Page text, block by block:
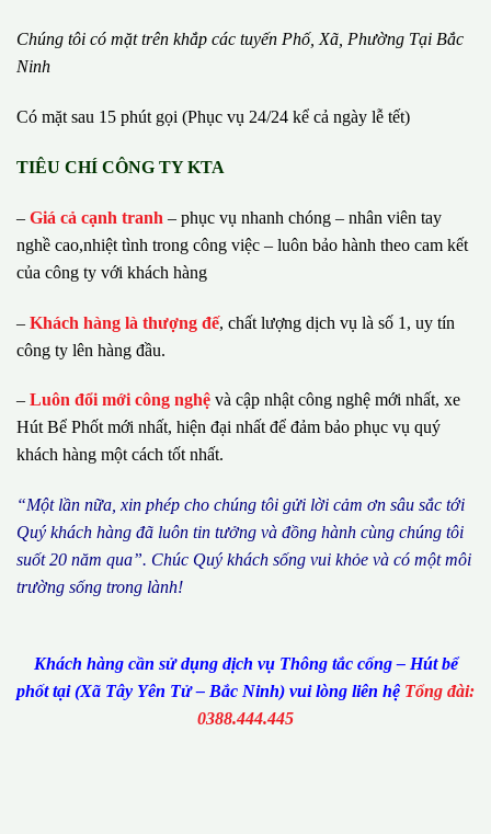
Chúng tôi có mặt trên khắp các tuyến Phố, Xã, Phường Tại Bắc
Ninh
Có mặt sau 15 phút gọi (Phục vụ 24/24 kể cả ngày lễ tết)
TIÊU CHÍ CÔNG TY KTA
– Giá cả cạnh tranh – phục vụ nhanh chóng – nhân viên tay
nghề cao,nhiệt tình trong công việc – luôn bảo hành theo cam kết
của công ty với khách hàng
– Khách hàng là thượng đế, chất lượng dịch vụ là số 1, uy tín
công ty lên hàng đầu.
– Luôn đổi mới công nghệ và cập nhật công nghệ mới nhất, xe
Hút Bể Phốt mới nhất, hiện đại nhất để đảm bảo phục vụ quý
khách hàng một cách tốt nhất.
“Một lần nữa, xin phép cho chúng tôi gửi lời cảm ơn sâu sắc tới
Quý khách hàng đã luôn tin tưởng và đồng hành cùng chúng tôi
suốt 20 năm qua”. Chúc Quý khách sống vui khỏe và có một môi
trường sống trong lành!
Khách hàng cần sử dụng dịch vụ Thông tắc cống – Hút bể
phốt tại (Xã Tây Yên Tử – Bắc Ninh) vui lòng liên hệ Tổng đài:
0388.444.445